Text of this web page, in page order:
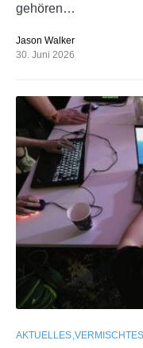
gehören…
Jason Walker
30. Juni 2026
AKTUELLES VERMISCHTES